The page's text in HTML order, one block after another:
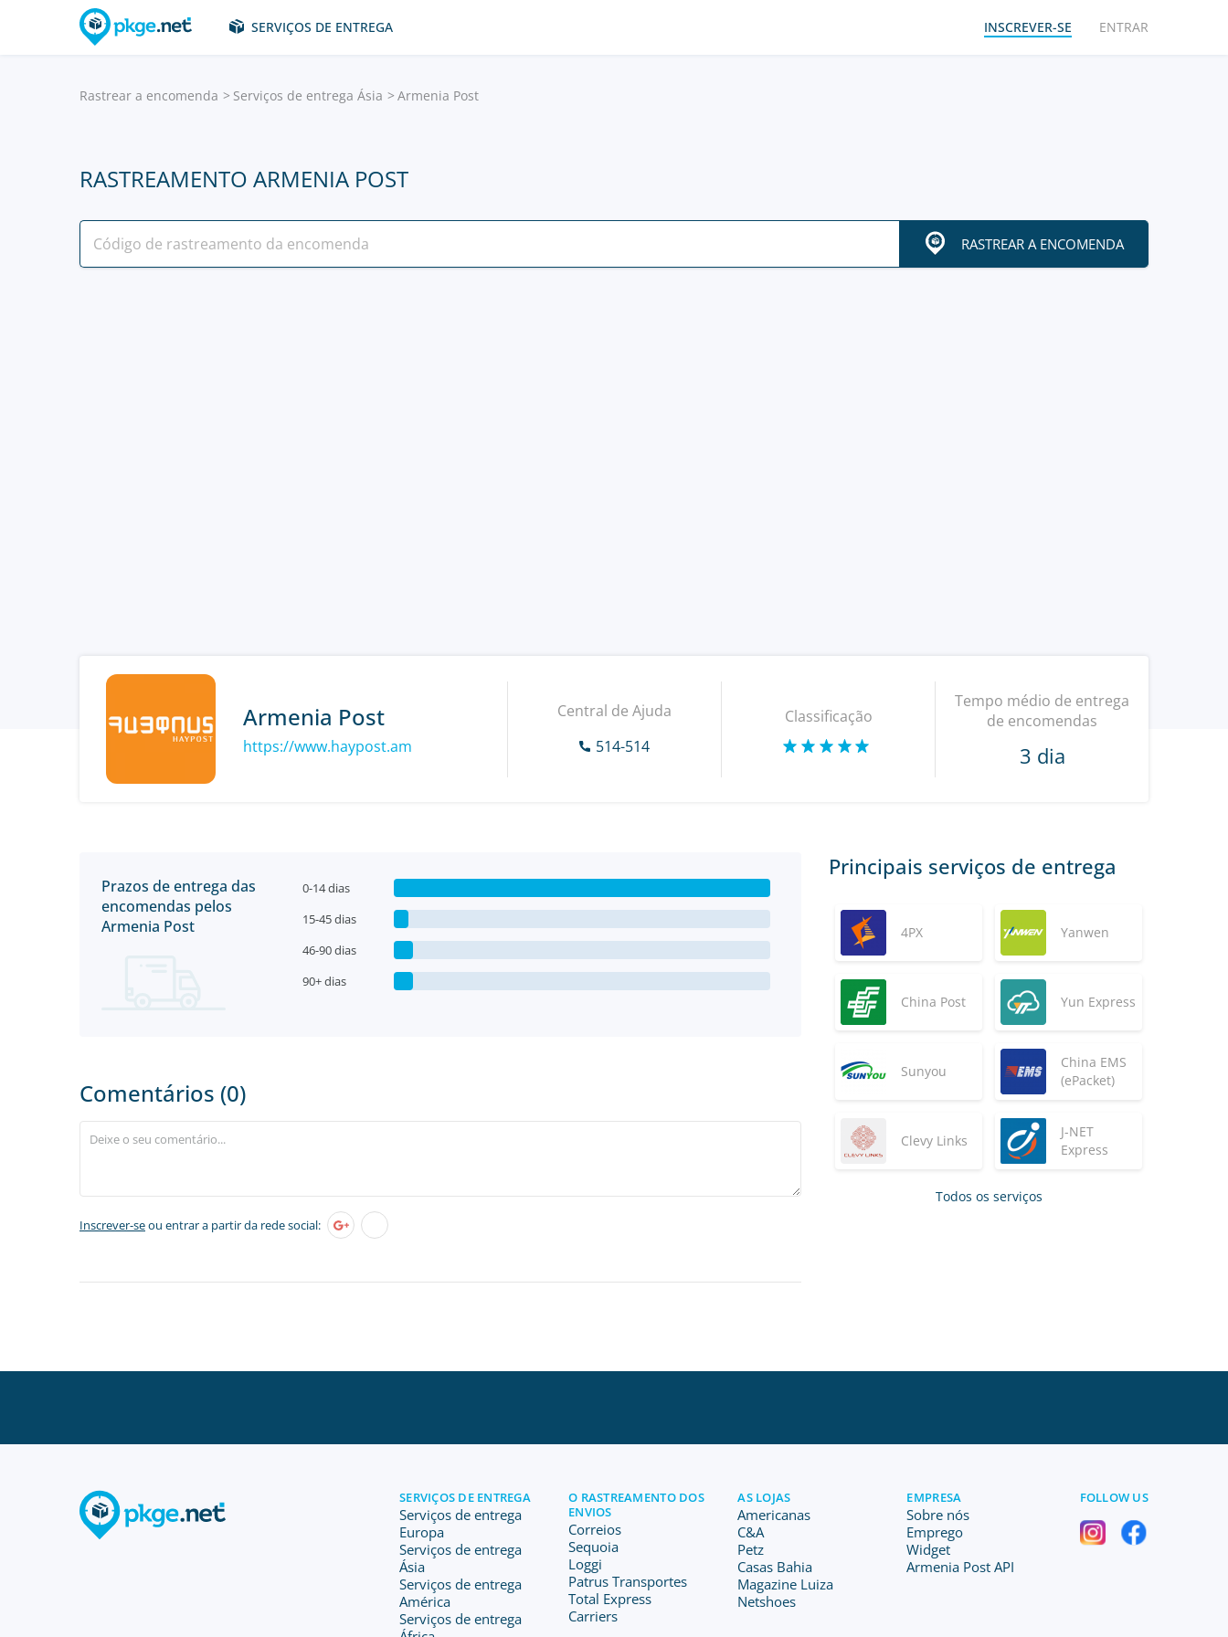
SERVIÇOS DE ENTREGA INSCREVER-SE ENTRAR
Rastrear a encomenda Serviços de entrega Ásia Armenia Post
RASTREAMENTO ARMENIA POST
RASTREAR A ENCOMENDA
Armenia Post
https://www.haypost.am
Central de Ajuda
514-514
Classificação
Tempo médio de entrega
de encomendas
3 dia
Prazos de entrega das
encomendas pelos
Armenia Post
0-14 dias
15-45 dias
46-90 dias
90+ dias
Comentários (0)
Inscrever-seou entrar a partir da rede social:
Principais serviços de entrega
4PX Yanwen
China Post Yun Express
Sunyou
China EMS
(ePacket)
Clevy Links
J-NET
Express
Todos os serviços
SERVIÇOS DE ENTREGA
Serviços de entrega
Europa
Serviços de entrega
Ásia
Serviços de entrega
América
Serviços de entrega
O RASTREAMENTO DOS
ENVIOS
Correios
Sequoia
Loggi
Patrus Transportes
Total Express
Carriers
AS LOJAS
Americanas
C&A
Petz
Casas Bahia
Magazine Luiza
Netshoes
EMPRESA
Sobre nós
Emprego
Widget
Armenia Post API
FOLLOW US